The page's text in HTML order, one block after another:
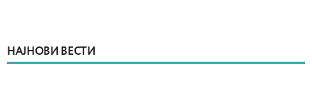
НАЈНОВИ ВЕСТИ